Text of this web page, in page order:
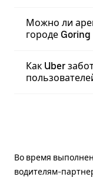
Можно ли
городе
Как Uber
Во время
водителям-